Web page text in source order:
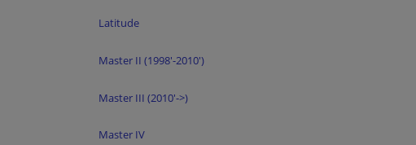
Latitude
Master II (1998'-2010')
Master III (2010'->)
Master IV